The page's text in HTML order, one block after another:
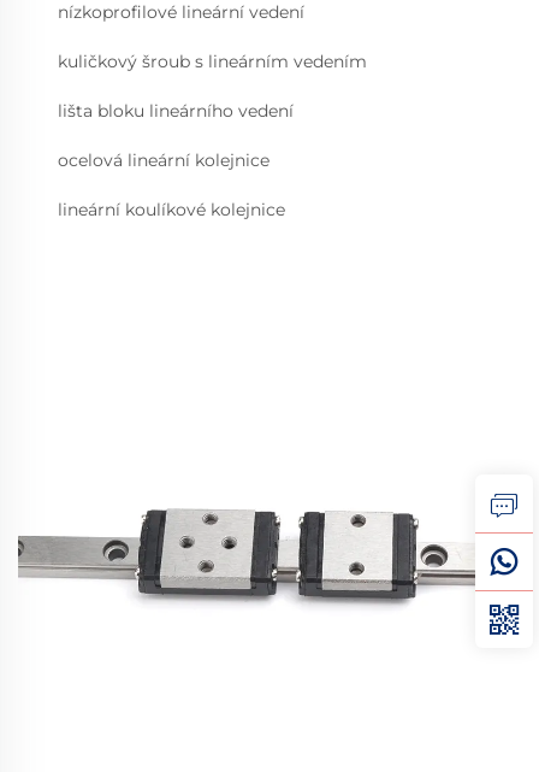
nízkoprofilové lineární vedení
kuličkový šroub s lineárním vedením
lišta bloku lineárního vedení
ocelová lineární kolejnice
lineární koulíkové kolejnice